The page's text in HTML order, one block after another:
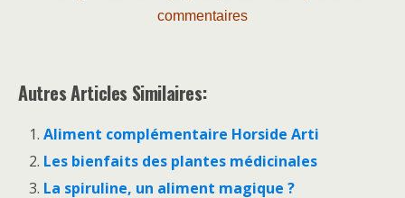
commentaires
Autres Articles Similaires:
Aliment complémentaire Horside Arti
Les bienfaits des plantes médicinales
La spiruline, un aliment magique ?